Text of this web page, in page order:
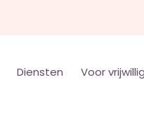
Diensten Voor